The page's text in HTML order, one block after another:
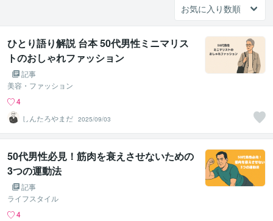
ひとり語り解説 台本 50代男性ミニマリス
トのおしゃれファッション
記事
美容・ファッション
4
しんたろやまだ 2025/09/03
50代男性必見！筋肉を衰えさせないための
3つの運動法
記事
ライフスタイル
4